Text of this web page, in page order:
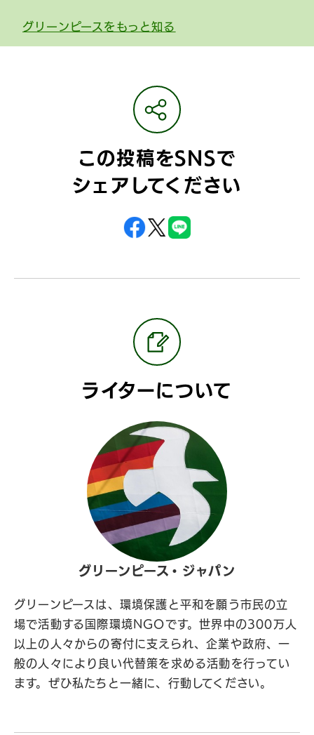
グリーンピースをもっと知る
この投稿をSNSで
シェアしてください
ライターについて
グリーンピース・ジャパン
グリーンピースは、環境保護と平和を願う市民の立
場で活動する国際環境NGOです。世界中の300万人
以上の人々からの寄付に支えられ、企業や政府、一
般の人々により良い代替策を求める活動を行ってい
ます。ぜひ私たちと一緒に、行動してください。